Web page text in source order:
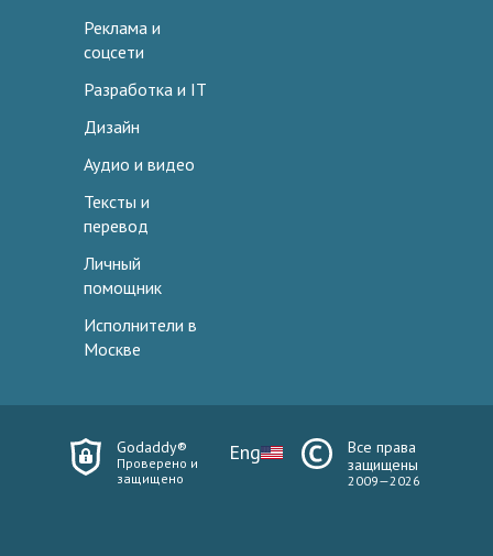
Реклама и
соцсети
Разработка и IT
Дизайн
Аудио и видео
Тексты и
перевод
Личный
помощник
Исполнители в
Москве
Godaddy®
Проверено и
защищено
Eng
Все права
защищены
2009—2026